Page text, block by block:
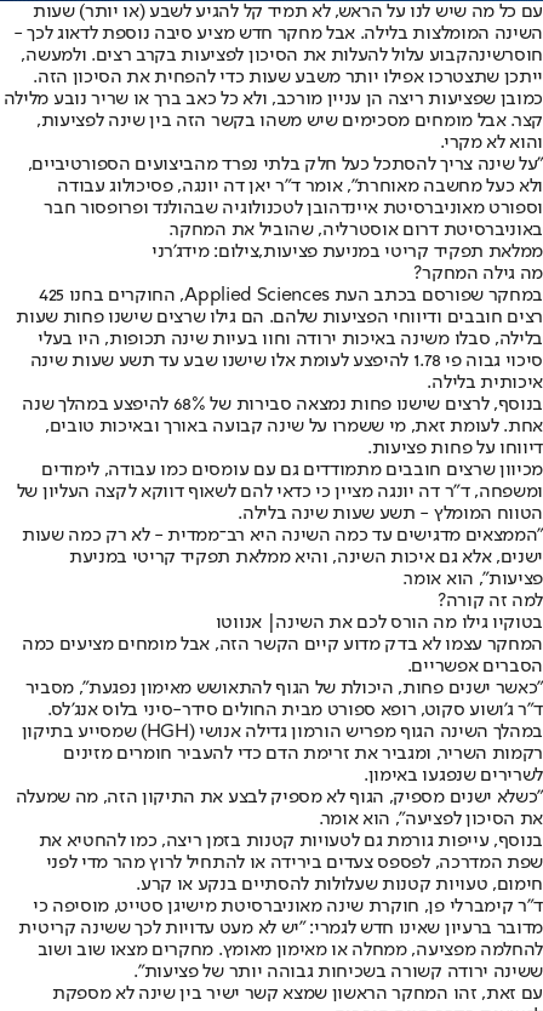
עם כל מה שיש לנו על הראש, לא תמיד קל להגיע לשבע (או יותר) שעות
השינה המומלצות בלילה. אבל מחקר חדש מציע סיבה נוספת לדאוג לכך -
חוסרשינהקבוע עלול להעלות את הסיכון לפציעות בקרב רצים. ולמעשה,
ייתכן שתצטרכו אפילו יותר משבע שעות כדי להפחית את הסיכון הזה.
כמובן שפציעות ריצה הן עניין מורכב, ולא כל כאב ברך או שריר נובע מלילה
קצר. אבל מומחים מסכימים שיש משהו בקשר הזה בין שינה לפציעות,
והוא לא מקרי.
"על שינה צריך להסתכל כעל חלק בלתי נפרד מהביצועים הספורטיביים,
ולא כעל מחשבה מאוחרת", אומר ד"ר יאן דה יונגה, פסיכולוג עבודה
וספורט מאוניברסיטת איינדהובן לטכנולוגיה שבהולנד ופרופסור חבר
באוניברסיטת דרום אוסטרליה, שהוביל את המחקר.
ממלאת תפקיד קריטי במניעת פציעות,צילום: מידג'רני
מה גילה המחקר?
במחקר שפורסם בכתב העת Applied Sciences, החוקרים בחנו 425
רצים חובבים ודיווחי הפציעות שלהם. הם גילו שרצים שישנו פחות שעות
בלילה, סבלו משינה באיכות ירודה וחוו בעיות שינה תכופות, היו בעלי
סיכוי גבוה פי 1.78 להיפצע לעומת אלו שישנו שבע עד תשע שעות שינה
איכותית בלילה.
בנוסף, לרצים שישנו פחות נמצאה סבירות של 68% להיפצע במהלך שנה
אחת. לעומת זאת, מי ששמרו על שינה קבועה באורך ובאיכות טובים,
דיווחו על פחות פציעות.
מכיוון שרצים חובבים מתמודדים גם עם עומסים כמו עבודה, לימודים
ומשפחה, ד"ר דה יונגה מציין כי כדאי להם לשאוף דווקא לקצה העליון של
הטווח המומלץ - תשע שעות שינה בלילה.
"הממצאים מדגישים עד כמה השינה היא רב־ממדית - לא רק כמה שעות
ישנים, אלא גם איכות השינה, והיא ממלאת תפקיד קריטי במניעת
פציעות", הוא אומר.
למה זה קורה?
בטוקיו גילו מה הורס לכם את השינה| אנווטו
המחקר עצמו לא בדק מדוע קיים הקשר הזה, אבל מומחים מציעים כמה
הסברים אפשריים.
"כאשר ישנים פחות, היכולת של הגוף להתאושש מאימון נפגעת", מסביר
ד"ר ג'ושוע סקוט, רופא ספורט מבית החולים סידר-סיני בלוס אנג'לס.
במהלך השינה הגוף מפריש הורמון גדילה אנושי (HGH) שמסייע בתיקון
רקמות השריר, ומגביר את זרימת הדם כדי להעביר חומרים מזינים
לשרירים שנפגעו באימון.
"כשלא ישנים מספיק, הגוף לא מספיק לבצע את התיקון הזה, מה שמעלה
את הסיכון לפציעה", הוא אומר.
בנוסף, עייפות גורמת גם לטעויות קטנות בזמן ריצה, כמו להחטיא את
שפת המדרכה, לפספס צעדים בירידה או להתחיל לרוץ מהר מדי לפני
חימום, טעויות קטנות שעלולות להסתיים בנקע או קרע.
ד"ר קימברלי פן, חוקרת שינה מאוניברסיטת מישיגן סטייט, מוסיפה כי
מדובר ברעיון שאינו חדש לגמרי: "יש לא מעט עדויות לכך ששינה קריטית
להחלמה מפציעה, ממחלה או מאימון מאומץ. מחקרים מצאו שוב ושוב
ששינה ירודה קשורה בשכיחות גבוהה יותר של פציעות".
עם זאת, זהו המחקר הראשון שמצא קשר ישיר בין שינה לא מספקת